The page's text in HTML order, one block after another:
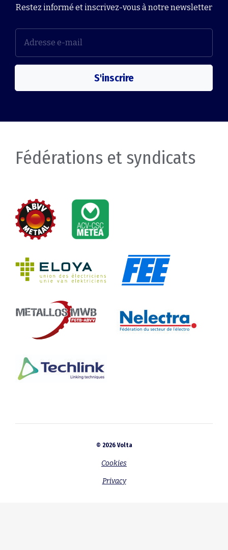
Restez informé et inscrivez-vous à notre newsletter
S'inscrire
Fédérations et syndicats
© 2026 Volta
Cookies
Privacy